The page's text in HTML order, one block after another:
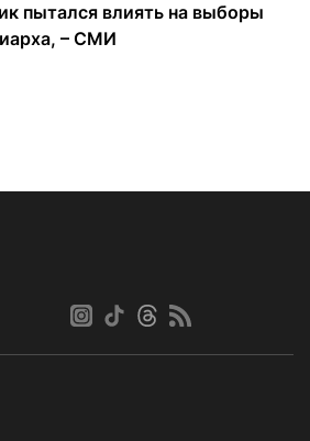
пытался влиять на выборы
– СМИ